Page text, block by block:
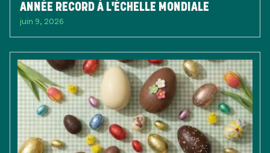
ANNÉE RECORD À L'ÉCHELLE MONDIALE
juin 9, 2026